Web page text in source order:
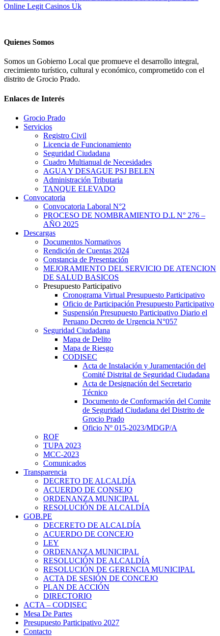
Online Legit Casinos Uk
Quienes Somos
Somos un Gobierno Local que promueve el desarrollo integral,
crecimiento turístico, cultural y económico, comprometido con el
distrito de Grocio Prado.
Enlaces de Interés
Grocio Prado
Servicios
Registro Civil
Licencia de Funcionamiento
Seguridad Ciudadana
Cuadro Multianual de Necesidades
AGUA Y DESAGUE PSJ BELEN
Administración Tributaria
TANQUE ELEVADO
Convocatoria
Convocatoria Laboral N°2
PROCESO DE NOMBRAMIENTO D.L N° 276 –
AÑO 2025
Descargas
Documentos Normativos
Rendición de Cuentas 2024
Constancia de Presentación
MEJORAMIENTO DEL SERVICIO DE ATENCION
DE SALUD BASICOS
Presupuesto Participativo
Cronograma Virtual Presupuesto Participativo
Oficio de Participación Presupuesto Participativo
Suspensión Presupuesto Participativo Diario el
Peruano Decreto de Urgencia N°057
Seguridad Ciudadana
Mapa de Delito
Mapa de Riesgo
CODISEC
Acta de Instalación y Juramentación del
Comité Distrital de Seguridad Ciudadana
Acta de Designación del Secretario
Técnico
Documento de Conformación del Comite
de Seguridad Ciudadana del Distrito de
Grocio Prado
Oficio Nº 015-2023/MDGP/A
ROF
TUPA 2023
MCC-2023
Comunicados
Transparencia
DECRETO DE ALCALDÍA
ACUERDO DE CONSEJO
ORDENANZA MUNICIPAL
RESOLUCIÓN DE ALCALDÍA
GOB.PE
DECERETO DE ALCALDÍA
ACUERDO DE CONCEJO
LEY
ORDENANZA MUNICIPAL
RESOLUCIÓN DE ALCALDÍA
RESOLUCIÓN DE GERENCIA MUNICIPAL
ACTA DE SESIÓN DE CONCEJO
PLAN DE ACCIÓN
DIRECTORIO
ACTA – CODISEC
Mesa De Partes
Presupuesto Participativo 2027
Contacto